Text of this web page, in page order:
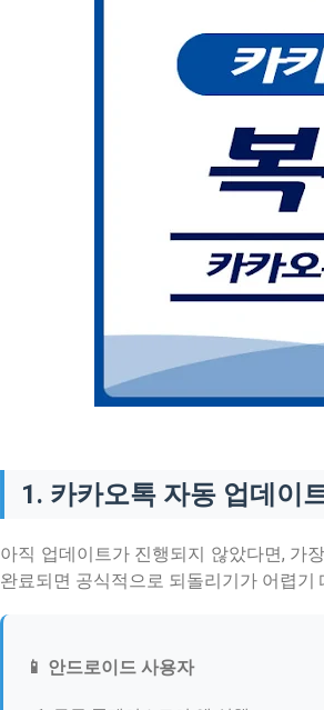
1. 카카오톡 자동 업데이
아직 업데이트가 진행되지 않았다면, 가
완료되면 공식적으로 되돌리기가 어렵기
📱 안드로이드 사용자